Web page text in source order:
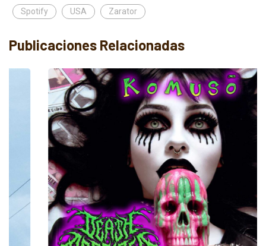
Spotify USA Zarator
Publicaciones Relacionadas